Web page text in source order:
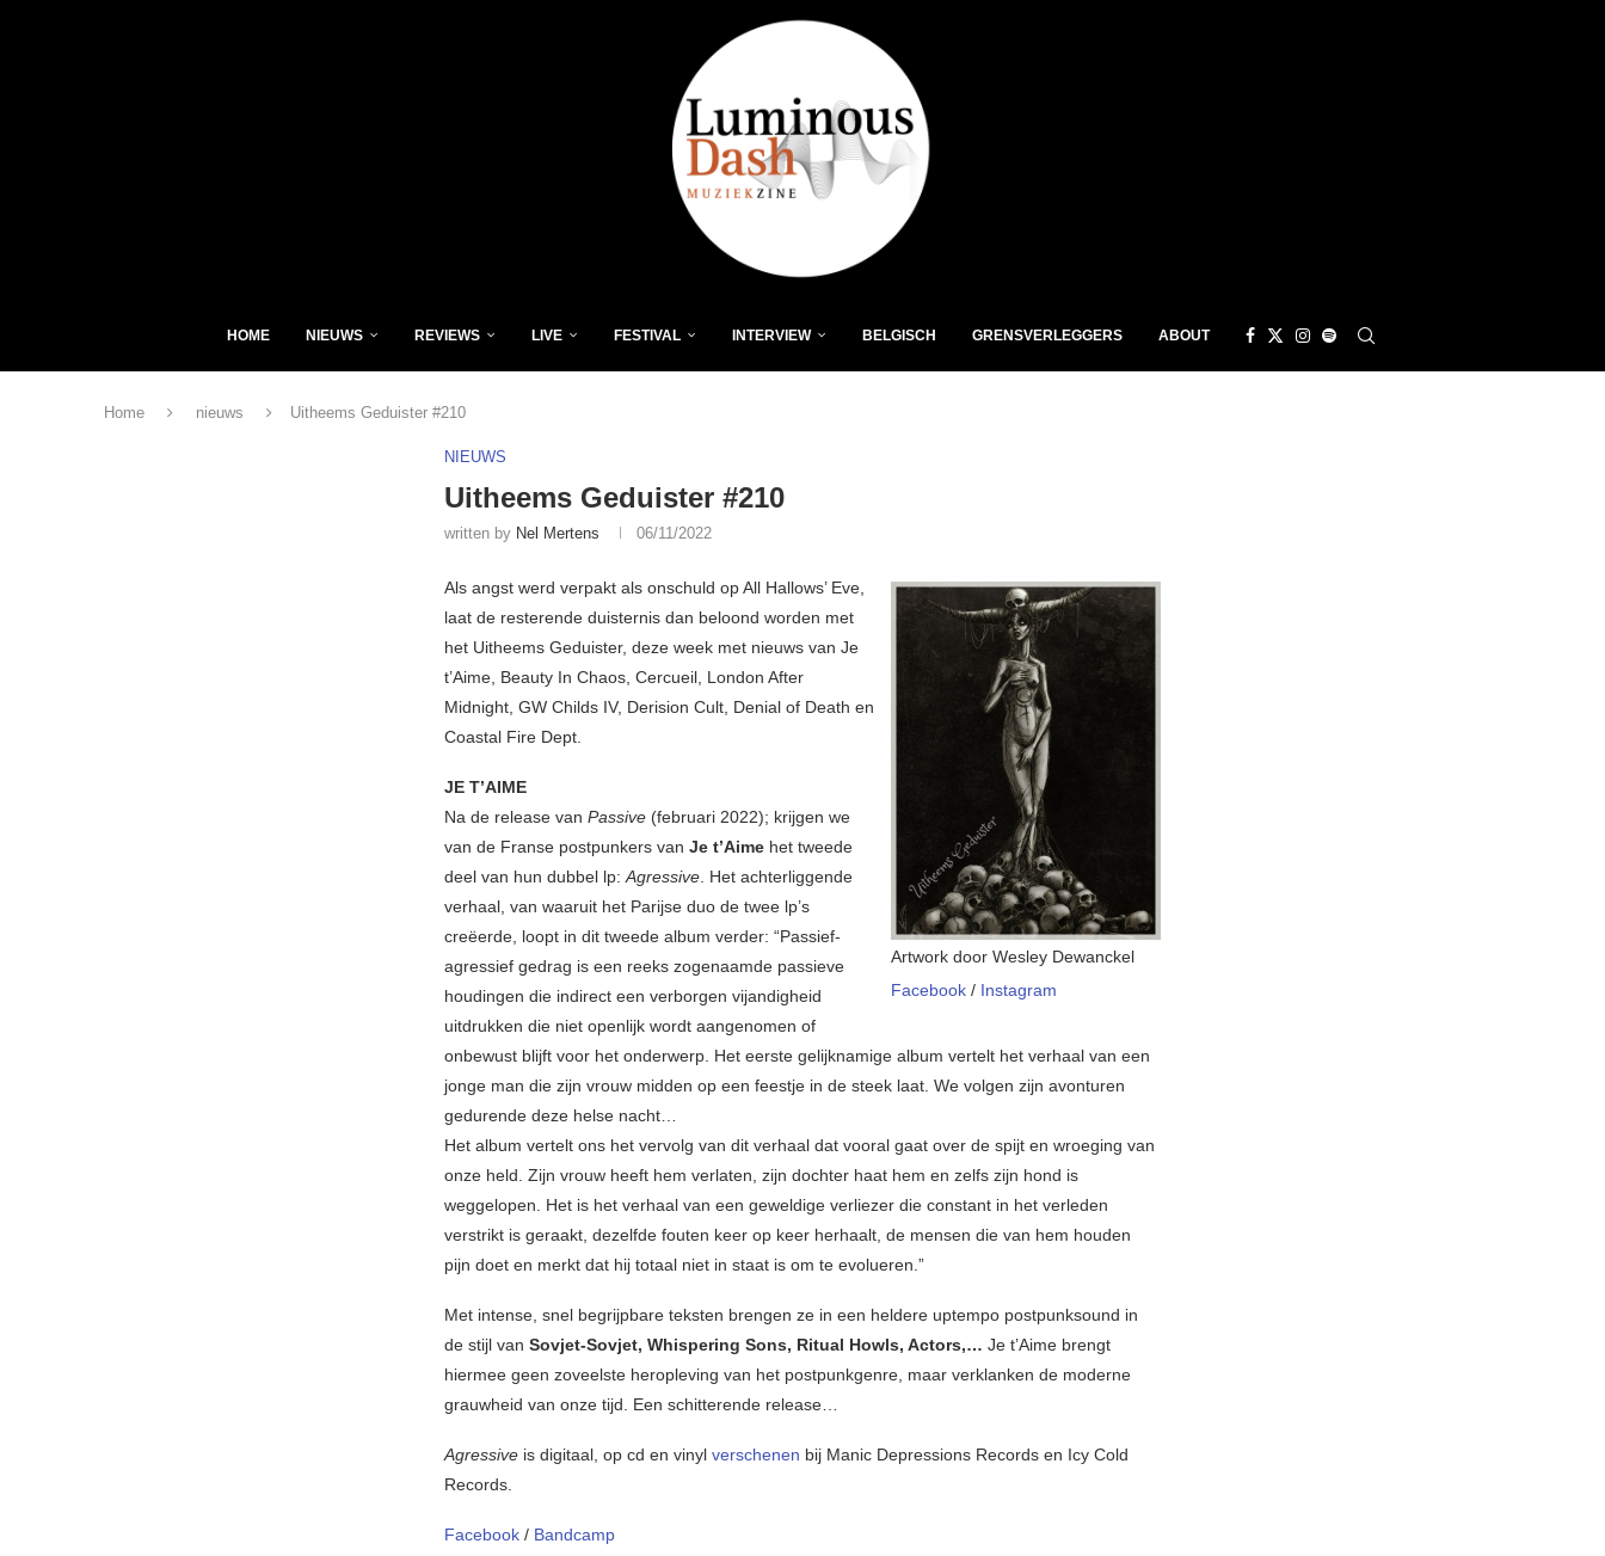
HOME NIEUWS REVIEWS LIVE FESTIVAL INTERVIEW BELGISCH GRENSVERLEGGERS ABOUT
Home nieuws Uitheems Geduister #210
NIEUWS
Uitheems Geduister #210
written by Nel Mertens 06/11/2022
Artwork door Wesley Dewanckel
Facebook / Instagram
Als angst werd verpakt als onschuld op All Hallows’ Eve,
laat de resterende duisternis dan beloond worden met
het Uitheems Geduister, deze week met nieuws van Je
t’Aime, Beauty In Chaos, Cercueil, London After
Midnight, GW Childs IV, Derision Cult, Denial of Death en
Coastal Fire Dept.
JE T’AIME
Na de release van Passive (februari 2022); krijgen we
van de Franse postpunkers van Je t’Aime het tweede
deel van hun dubbel lp:Agressive. Het achterliggende
verhaal, van waaruit het Parijse duo de twee lp’s
creëerde, loopt in dit tweede album verder: “Passief-
agressief gedrag is een reeks zogenaamde passieve
houdingen die indirect een verborgen vijandigheid
uitdrukken die niet openlijk wordt aangenomen of
onbewust blijft voor het onderwerp. Het eerste gelijknamige album vertelt het verhaal van een
jonge man die zijn vrouw midden op een feestje in de steek laat. We volgen zijn avonturen
gedurende deze helse nacht…
Het album vertelt ons het vervolg van dit verhaal dat vooral gaat over de spijt en wroeging van
onze held. Zijn vrouw heeft hem verlaten, zijn dochter haat hem en zelfs zijn hond is
weggelopen. Het is het verhaal van een geweldige verliezer die constant in het verleden
verstrikt is geraakt, dezelfde fouten keer op keer herhaalt, de mensen die van hem houden
pijn doet en merkt dat hij totaal niet in staat is om te evolueren.”
Met intense, snel begrijpbare teksten brengen ze in een heldere uptempo postpunksound in
de stijl van Sovjet-Sovjet, Whispering Sons, Ritual Howls, Actors,… Je t’Aime brengt
hiermee geen zoveelste heropleving van het postpunkgenre, maar verklanken de moderne
grauwheid van onze tijd. Een schitterende release…
Agressive is digitaal, op cd en vinyl verschenen bij Manic Depressions Records en Icy Cold
Records.
Facebook / Bandcamp